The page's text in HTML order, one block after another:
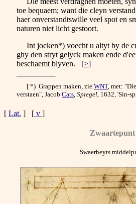
toe bequaem; want die cleyn
haer onverstandtswille veel spot en
naturen niet licht gestoort.
Int jocken*) voecht u altyt by de
ghy den stryt gelyck maken ende
beschaemt blyven. [>]
[ *) Grappen maken, zie WNT, met:
verstaen", Jacob Cats Spiegel , 1632, 'Sin-
[ Lat. ] [ v ]
Zwaartepunt
Swaerheyts